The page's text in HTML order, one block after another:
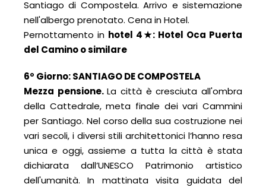
Santiago di Compostela. Arrivo e sistemazione
nell'albergo prenotato. Cena in Hotel.
Pernottamento in hotel 4★: Hotel Oca Puerta
del Camino o similare
6º Giorno: SANTIAGO DE COMPOSTELA
Mezza pensione.La città è cresciuta all'ombra
della Cattedrale, meta finale dei vari Cammini
per Santiago. Nel corso della sua costruzione nei
vari secoli, i diversi stili architettonici l’hanno resa
unica e oggi, assieme a tutta la città è stata
dichiarata dall’UNESCO Patrimonio artistico
dell'umanità. In mattinata visita guidata del